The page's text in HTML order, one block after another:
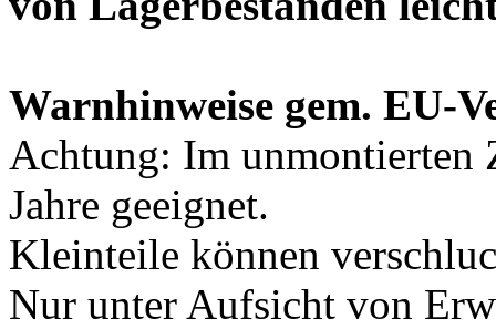
Warnhinweise gem. EU-
Achtung: Im unmontierten
Jahre geeignet.
Kleinteile können
Nur unter Aufsicht von